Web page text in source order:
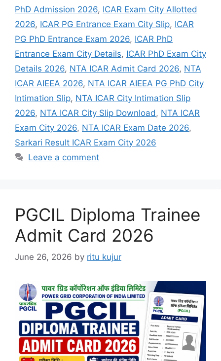
PhD Admission 2026, ICAR Exam City Allotted
2026, ICAR PG Entrance Exam City Slip, ICAR
PG PhD Entrance Exam 2026, ICAR PhD
Entrance Exam City Details, ICAR PhD Exam City
Details 2026, NTA ICAR Admit Card 2026, NTA
ICAR AIEEA 2026, NTA ICAR AIEEA PG PhD City
Intimation Slip, NTA ICAR City Intimation Slip
2026, NTA ICAR City Slip Download , NTA ICAR
Exam City 2026, NTA ICAR Exam Date 2026,
Sarkari Result ICAR Exam City 2026
Leave a comment
PGCIL Diploma Trainee
Admit Card 2026
June 26, 2026 by ritu kujur